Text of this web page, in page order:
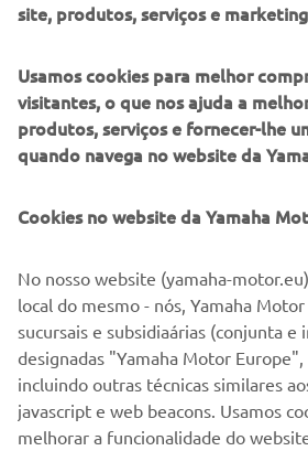
F225A DE 2001
©Yamaha Motor Europe N.V. /
podem ser utilizadas para fins
comerciais sem o consentimento
Yamaha Motor Europe N.V. e/ou da
Ltd.
Conduza sempre de forma segura e
legislação rodoviária local.
site, produtos, serviços e
Usamos cookies para melhor
visitantes, o que nos ajuda a
produtos, serviços e fornecer-lhe
quando navega no website da
Cookies no website da Yamaha
No nosso website (yamaha-
local do mesmo - nós, Yamaha
sucursais e subsidiaárias (conjunta
designadas "Yamaha Motor Europe",
incluindo outras técnicas similares
javascript e web beacons. Usamos
melhorar a funcionalidade do